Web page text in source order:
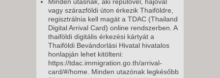
Minden utasnak, aki repülővel, hajóval
vagy szárazföldi úton érkezik Thaiföldre,
regisztrálnia kell magát a TDAC (Thailand
Digital Arrival Card) online rendszerben. A
thaiföldi digitális érkezési kártyát a
Thaiföldi Bevándorlási Hivatal hivatalos
honlapján lehet kitölteni:
https://tdac.immigration.go.th/arrival-
card/#/home. Minden utazónak legkésőbb